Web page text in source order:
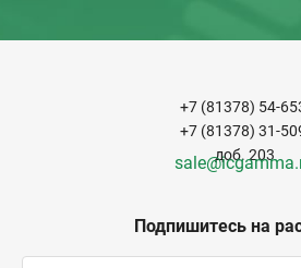
Подпишитесь на
+7 (81378) 54-
+7 (81378) 31-
доб. 203